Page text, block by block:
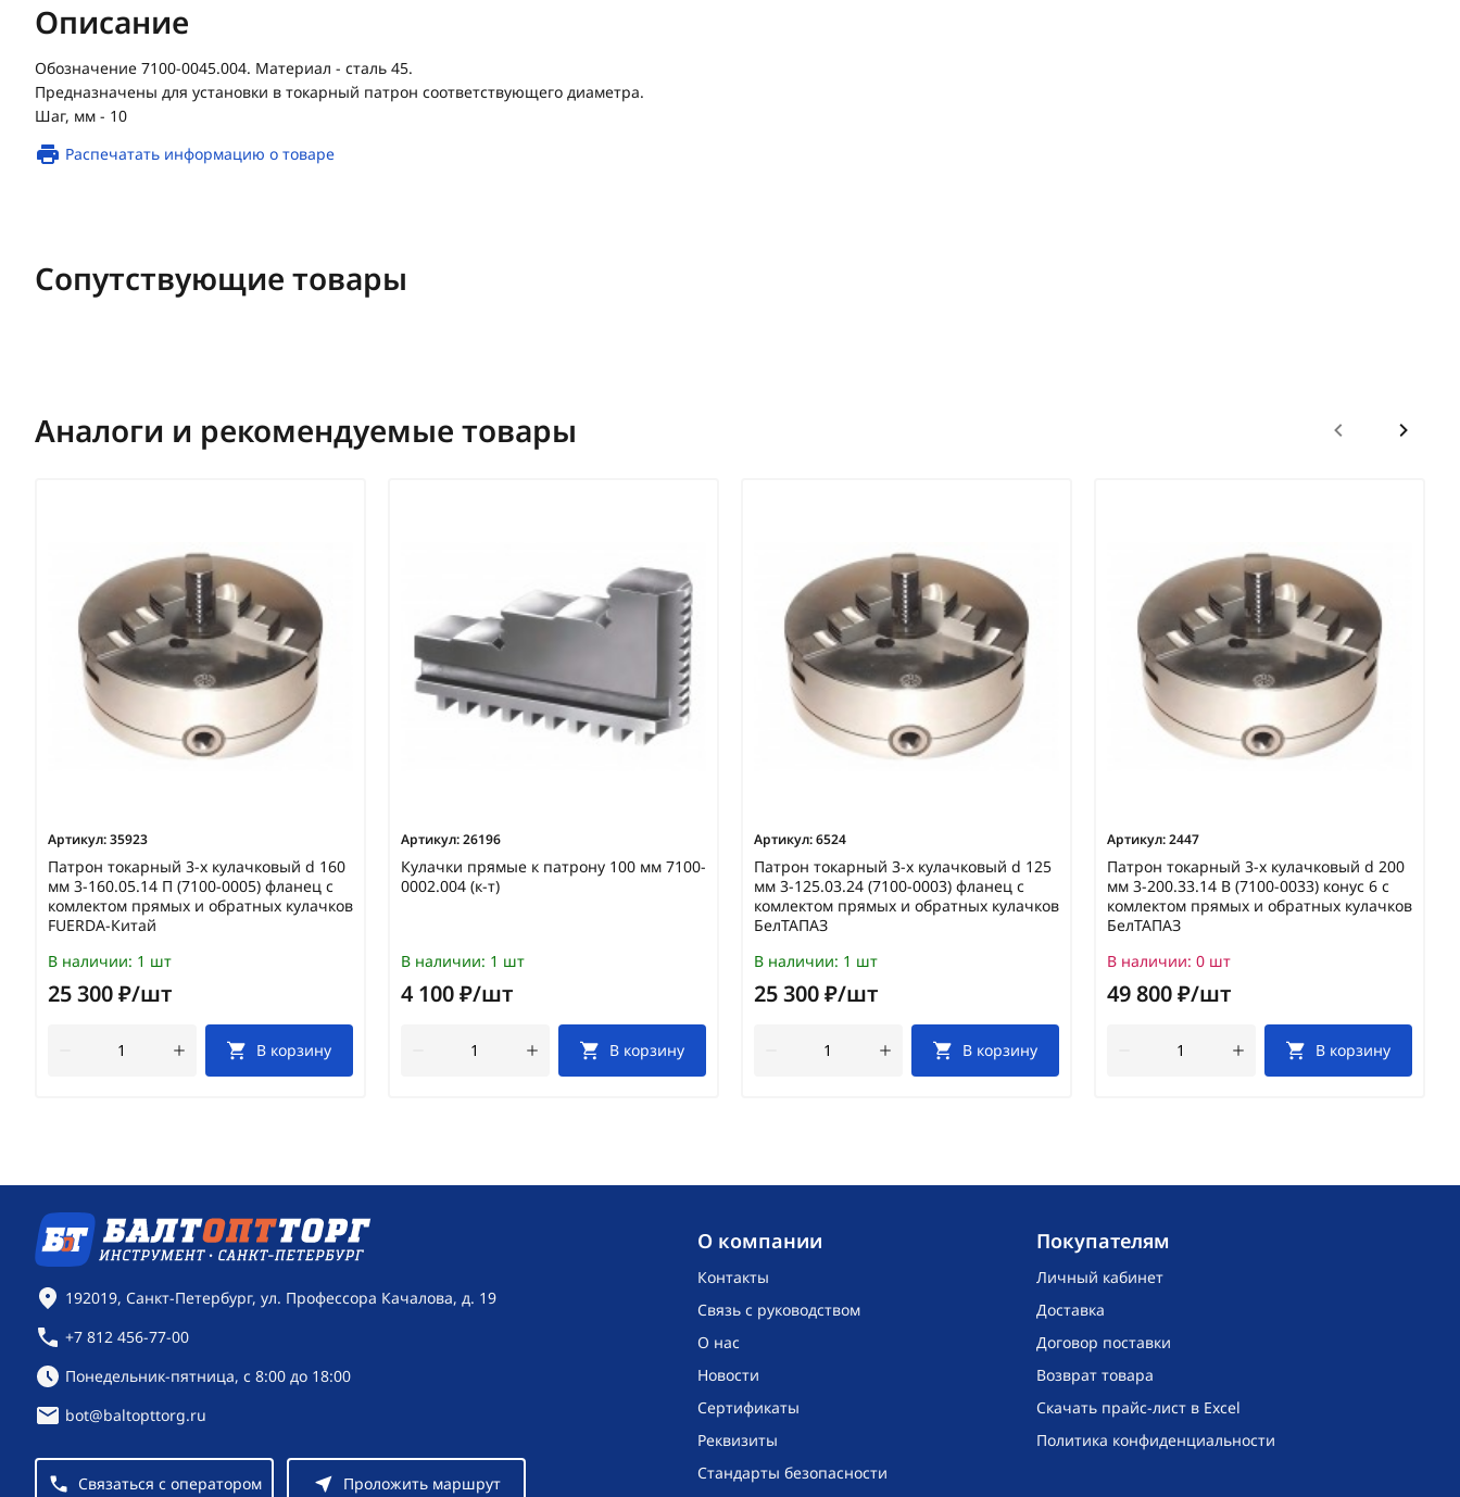
Описание
Обозначение 7100-0045.004. Материал - сталь 45.
Предназначены для установки в токарный патрон соответствующего диаметра.
Шаг, мм - 10
Распечатать информацию о товаре
Сопутствующие товары
Аналоги и рекомендуемые товары
Артикул:35923
Патрон токарный 3-х кулачковый d 160
мм 3-160.05.14 П (7100-0005) фланец с
комлектом прямых и обратных кулачков
FUERDA-Китай
В наличии: 1 шт
25 300 ₽/шт
В корзину
Артикул:26196
Кулачки прямые к патрону 100 мм 7100-
0002.004 (к-т)
В наличии: 1 шт
4 100 ₽/шт
В корзину
Артикул:6524
Патрон токарный 3-х кулачковый d 125
мм 3-125.03.24 (7100-0003) фланец с
комлектом прямых и обратных кулачков
БелТАПАЗ
В наличии: 1 шт
25 300 ₽/шт
В корзину
Артикул:2447
Патрон токарный 3-х кулачковый d 200
мм 3-200.33.14 В (7100-0033) конус 6 с
комлектом прямых и обратных кулачков
БелТАПАЗ
В наличии: 0 шт
49 800 ₽/шт
В корзину
O компании
Контакты
Связь с руководством
О нас
Новости
Сертификаты
Реквизиты
Стандарты безопасности
Покупателям
Личный кабинет
Доставка
Договор поставки
Возврат товара
Скачать прайс-лист в Excel
Политика конфиденциальности
Контактная информация
192019, Санкт-Петербург, ул. Профессора Качалова, д. 19
+7 812 456-77-00
Режим работы:
Понедельник-пятница, с 8:00 до 18:00
bot@baltopttorg.ru
Связаться с оператором Проложить маршрут